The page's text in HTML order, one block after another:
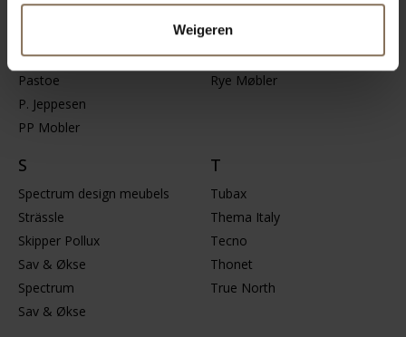
Weigeren
P
Pastoe
P. Jeppesen
PP Mobler
R
Rye Møbler
S
Spectrum design meubels
Strässle
Skipper Pollux
Sav & Økse
Spectrum
Sav & Økse
T
Tubax
Thema Italy
Tecno
Thonet
True North